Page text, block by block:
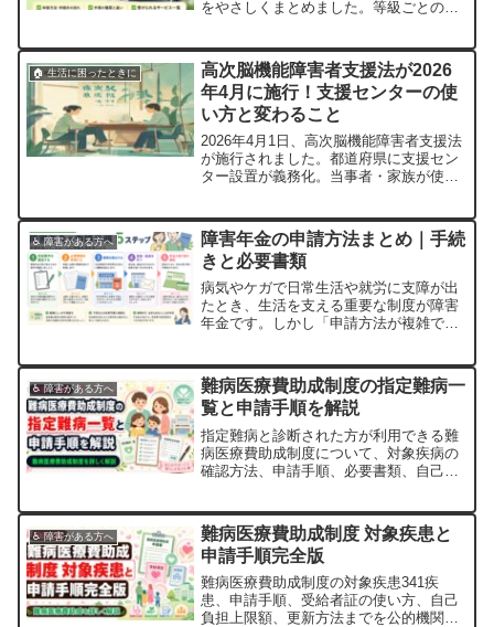
をやさしくまとめました。等級ごとの違
🏠 生活に困ったときに
高次脳機能障害者支援法が2026
年4月に施行！支援センターの使
い方と変わること
2026年4月1日、高次脳機能障害者支援法
が施行されました。都道府県に支援セン
ター設置が義務化。当事者・家族が使え
♿ 障害がある方へ
障害年金の申請方法まとめ｜手続
きと必要書類
病気やケガで日常生活や就労に支障が出
たとき、生活を支える重要な制度が障害
年金です。しかし「申請方法が複雑でわ
れや必要書類、注意点をわかりやすく解
説します。障害年金とは何か障害年金
は、病気やケガにより一定の障害状態に
ある方が受け取...
♿ 障害がある方へ
難病医療費助成制度の指定難病一
覧と申請手順を解説
指定難病と診断された方が利用できる難
病医療費助成制度について、対象疾病の
確認方法、申請手順、必要書類、自己負
♿ 障害がある方へ
難病医療費助成制度 対象疾患と
申請手順完全版
難病医療費助成制度の対象疾患341疾
患、申請手順、受給者証の使い方、自己
負担上限額、更新方法までを公的機関の